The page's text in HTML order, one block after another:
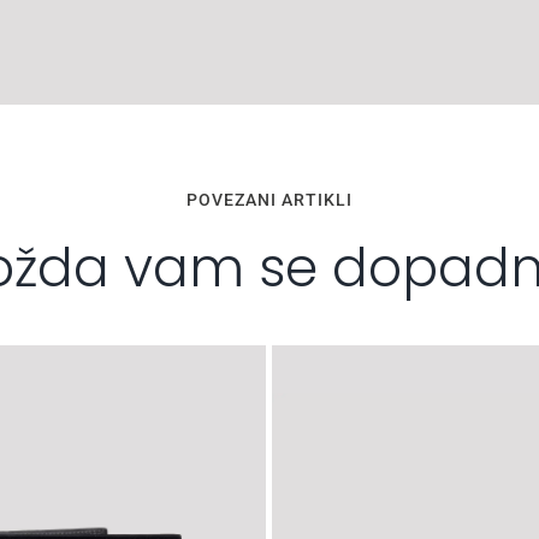
POVEZANI ARTIKLI
vam se